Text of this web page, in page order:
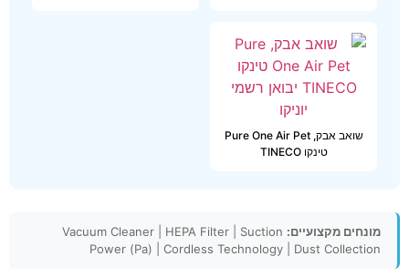
שואב אבק, Pure One Air Pet
טינקו TINECO
מונחים מקצועיים: Vacuum Cleaner | HEPA Filter | Suction
Power (Pa) | Cordless Technology | Dust Collection